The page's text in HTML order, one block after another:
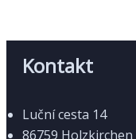
Kontakt
Luční cesta 14
86759 Holzkirchen